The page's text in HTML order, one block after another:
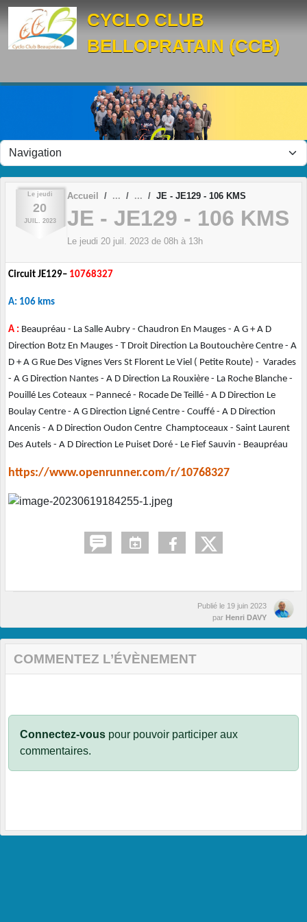
CYCLO CLUB
BELLOPRATAIN (CCB)
Le jeudi
20
JUIL. 2023
Accueil JE - JE129 - 106 KMS
JE - JE129 - 106 KMS
Le jeudi 20 juil. 2023 de 08h à 13h
Circuit JE129– 10768327
A: 106 kms
A : Beaupréau - La Salle Aubry - Chaudron En Mauges - A G + A D
Direction Botz En Mauges - T Droit Direction La Boutouchère Centre - A
D + A G Rue Des Vignes Vers St Florent Le Viel ( Petite Route) - Varades
- A G Direction Nantes - A D Direction La Rouxière - La Roche Blanche -
Pouillé Les Coteaux – Pannecé - Rocade De Teillé - A D Direction Le
Boulay Centre - A G Direction Ligné Centre - Couffé - A D Direction
Ancenis - A D Direction Oudon Centre Champtoceaux - Saint Laurent
Des Autels - A D Direction Le Puiset Doré - Le Fief Sauvin - Beaupréau
https://www.openrunner.com/r/10768327
Publié le 19 juin 2023
par Henri DAVY
COMMENTEZ L’ÉVÈNEMENT
Connectez-vous pour pouvoir participer aux
commentaires.
Panneau de gestion des cookies